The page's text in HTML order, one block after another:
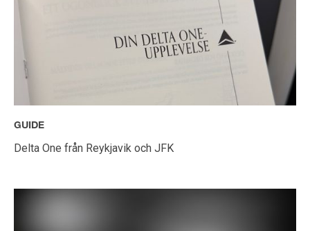
GUIDE
Delta One från Reykjavik och JFK